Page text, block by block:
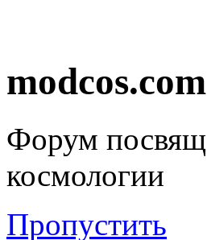
modcos.com
Форум
космологии
Пропустить